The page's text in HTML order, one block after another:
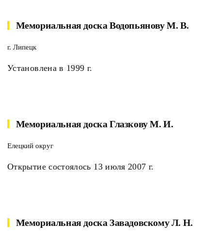
Мемориальная доска Водопьянову М. В.
г. Липецк
Установлена в 1999 г.
Мемориальная доска Глазкову М. И.
Елецкий округ
Открытие состоялось 13 июля 2007 г.
Мемориальная доска Завадовскому Л. Н.